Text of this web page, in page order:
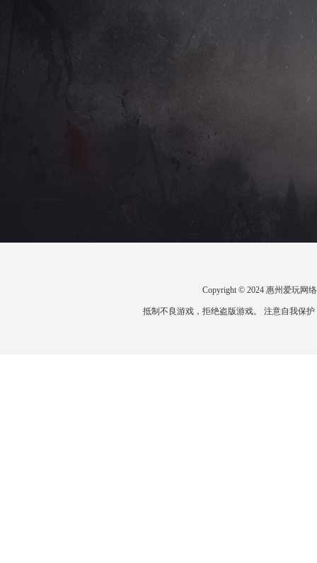
Copyright © 2024 惠州爱玩网
抵制不良游戏，拒绝盗版游戏。 注意自我保